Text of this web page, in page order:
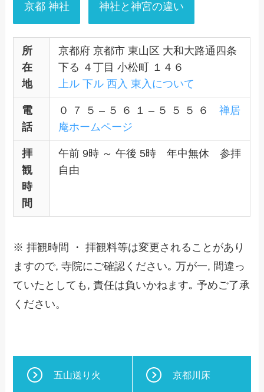
京都 神社 神社と神宮の違い
所
在
地
京都府 京都市 東山区 大和大路通四条
下る ４丁目 小松町 １４６
上ル 下ル 西入 東入について
電
話
０ ７ ５ – ５ ６ １ – ５ ５ ５ ６ 禅居
庵ホームページ
拝
観
時
間
午前 9時 ～ 午後 5時 年中無休 参拝
自由
※ 拝観時間 ・ 拝観料等は変更されることがあり
ますので, 寺院にご確認ください｡ 万が一, 間違っ
ていたとしても, 責任は負いかねます｡ 予めご了承
ください。
五山送り火 京都川床